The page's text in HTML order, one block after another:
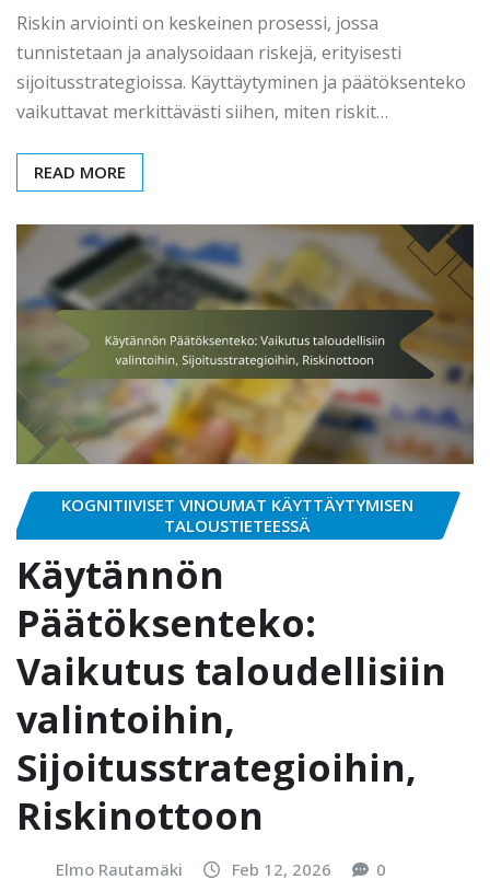
Riskin arviointi on keskeinen prosessi, jossa
tunnistetaan ja analysoidaan riskejä, erityisesti
sijoitusstrategioissa. Käyttäytyminen ja päätöksenteko
vaikuttavat merkittävästi siihen, miten riskit…
READ MORE
KOGNITIIVISET VINOUMAT KÄYTTÄYTYMISEN
TALOUSTIETEESSÄ
Käytännön
Päätöksenteko:
Vaikutus taloudellisiin
valintoihin,
Sijoitusstrategioihin,
Riskinottoon
Elmo Rautamäki Feb 12, 2026 0